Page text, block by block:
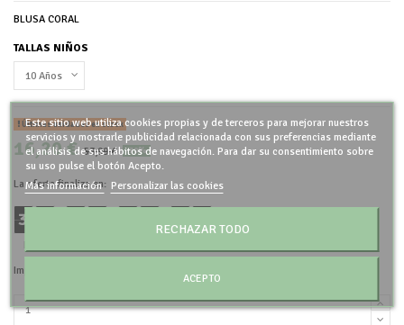
BLUSA CORAL
TALLAS NIÑOS
Últimas unidades en stock
16,20 €53,99 € -70%
La oferta finaliza en:
3
Impuestos incluidos
Este sitio web utiliza cookies propias y de terceros para mejorar nuestros
servicios y mostrarle publicidad relacionada con sus preferencias mediante
el análisis de sus hábitos de navegación. Para dar su consentimiento sobre
su uso pulse el botón Acepto.
Más información
Personalizar las cookies
RECHAZAR TODO
ACEPTO